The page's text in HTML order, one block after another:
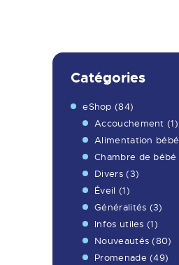
Catégories
eShop (84)
Accouchement (1)
Alimentation bébé
Chambre de bébé
Divers(3)
Éveil (1)
Généralités (3)
Infos utiles (1)
Nouveautés (80)
Promenade (49)